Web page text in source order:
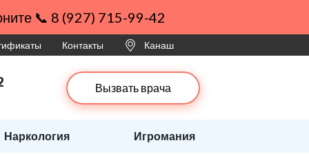
📞 8 (927) 715-99-42
Контакты Канаш
Вызвать врача
Наркология Игромания